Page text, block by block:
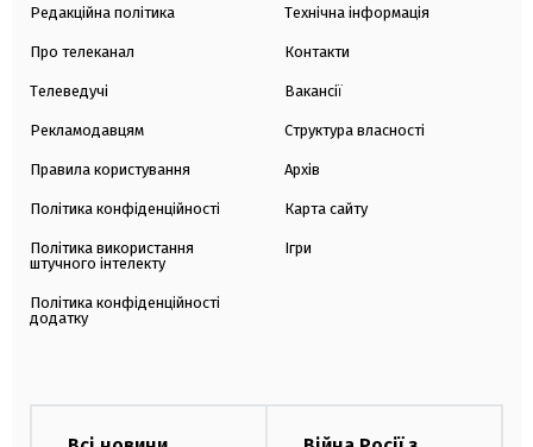
Редакційна політика
Про телеканал
Телеведучі
Рекламодавцям
Правила користування
Політика конфіденційності
Політика використання
штучного інтелекту
Політика конфіденційності
додатку
Технічна інформація
Контакти
Вакансії
Структура власності
Архів
Карта сайту
Ігри